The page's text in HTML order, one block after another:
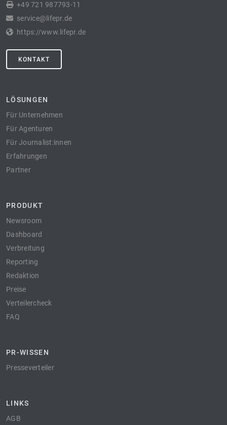
+49 721 987793-11
service@lifepr.de
https://www.lifepr.de
KONTAKT
LÖSUNGEN
Für Unternehmen
Für Agenturen
Für Journalist:innen
Erfahrungen
Partner
PRODUKT
Newsroom
Dashboard
Verbreitung
Reporting
Redaktion
Preise
Verteilercheck
FAQ
PR-WISSEN
Presseverteiler
LINKS
AGB